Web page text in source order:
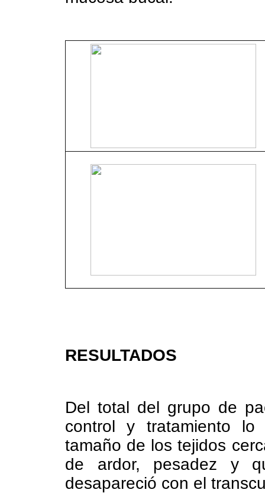
RESULTADOS
Del total del grupo de
control y tratamiento
tamaño de los tejidos
de ardor, pesadez y
desapareció con el